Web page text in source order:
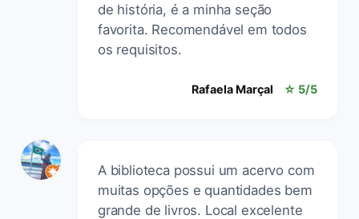
de história, é a minha seção
favorita. Recomendável em todos
os requisitos.
Rafaela Marçal ☆ 5/5
A biblioteca possui um acervo com
muitas opções e quantidades bem
grande de livros. Local excelente